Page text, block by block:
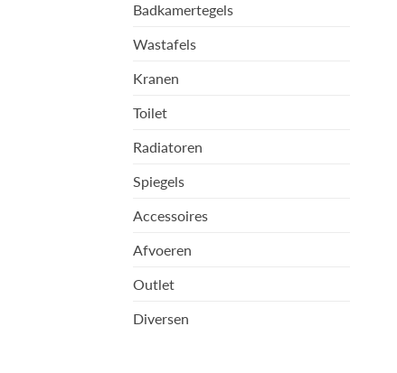
Badkamertegels
Wastafels
Kranen
Toilet
Radiatoren
Spiegels
Accessoires
Afvoeren
Outlet
Diversen